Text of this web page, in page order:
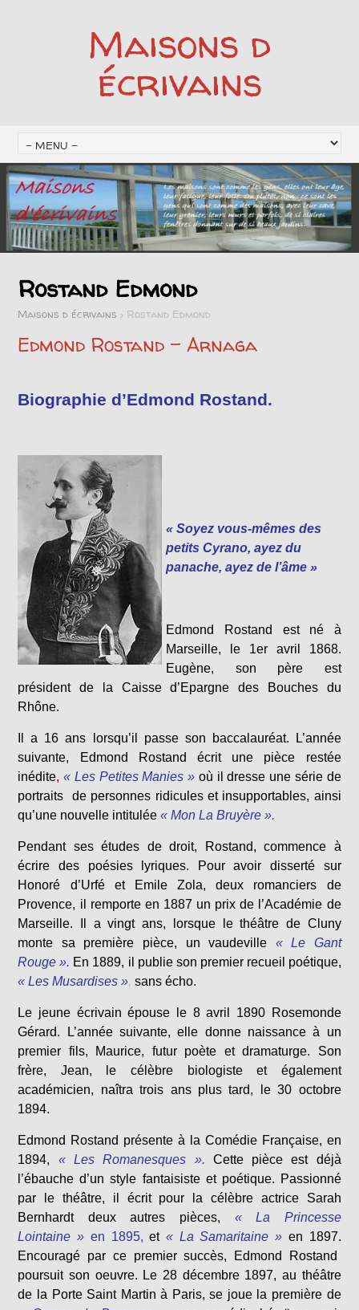
Maisons d
écrivains
Rostand Edmond
Maisons d écrivains > Rostand Edmond
Edmond Rostand – Arnaga
Biographie d’Edmond Rostand.
« Soyez vous-mêmes des
petits Cyrano, ayez du
panache, ayez de l’âme »
Edmond Rostand est né à
Marseille, le 1er avril 1868.
Eugène, son père est
président de la Caisse d’Epargne des Bouches du
Rhône.
Il a 16 ans lorsqu’il passe son baccalauréat. L’année
suivante, Edmond Rostand écrit une pièce restée
inédite, « Les Petites Manies » où il dresse une série de
portraits de personnes ridicules et insupportables, ainsi
qu’une nouvelle intitulée « Mon La Bruyère ».
Pendant ses études de droit, Rostand, commence à
écrire des poésies lyriques. Pour avoir disserté sur
Honoré d’Urfé et Emile Zola, deux romanciers de
Provence, il remporte en 1887 un prix de l’Académie de
Marseille. Il a vingt ans, lorsque le théâtre de Cluny
monte sa première pièce, un vaudeville
« Le Gant
Rouge ». En 1889, il publie son premier recueil poétique,
« Les Musardises », sans écho.
Le jeune écrivain épouse le 8 avril 1890 Rosemonde
Gérard. L’année suivante, elle donne naissance à un
premier fils, Maurice, futur poète et dramaturge. Son
frère, Jean, le célèbre biologiste et également
académicien, naîtra trois ans plus tard, le 30 octobre
1894.
Edmond Rostand présente à la Comédie Française, en
1894,
« Les Romanesques ». Cette pièce est déjà
l’ébauche d’un style fantaisiste et poétique. Passionné
par le théâtre, il écrit pour la célèbre actrice Sarah
Bernhardt deux autres pièces,
« La Princesse
Lointaine » en 1895,et « La Samaritaine » en 1897.
Encouragé par ce premier succès, Edmond Rostand
poursuit son oeuvre. Le 28 décembre 1897, au théâtre
de la Porte Saint Martin à Paris, se joue la première de